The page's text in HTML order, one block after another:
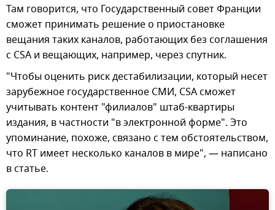
Там говорится, что Государственный совет Франции
сможет принимать решение о приостановке
вещания таких каналов, работающих без соглашения
с CSA и вещающих, например, через спутник.
"Чтобы оценить риск дестабилизации, который несет
зарубежное государственное СМИ, CSA сможет
учитывать контент "филиалов" штаб-квартиры
издания, в частности "в электронной форме". Это
упоминание, похоже, связано с тем обстоятельством,
что RT имеет несколько каналов в мире", — написано
в статье.